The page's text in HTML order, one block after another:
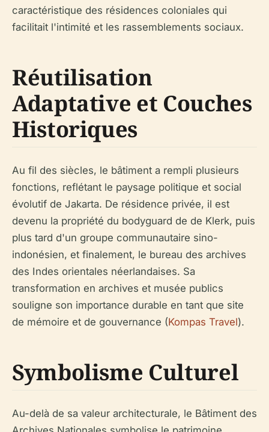
caractéristique des résidences coloniales qui
facilitait l'intimité et les rassemblements sociaux.
Réutilisation
Adaptative et Couches
Historiques
Au fil des siècles, le bâtiment a rempli plusieurs
fonctions, reflétant le paysage politique et social
évolutif de Jakarta. De résidence privée, il est
devenu la propriété du bodyguard de de Klerk, puis
plus tard d'un groupe communautaire sino-
indonésien, et finalement, le bureau des archives
des Indes orientales néerlandaises. Sa
transformation en archives et musée publics
souligne son importance durable en tant que site
de mémoire et de gouvernance (Kompas Travel).
Symbolisme Culturel
Au-delà de sa valeur architecturale, le Bâtiment des